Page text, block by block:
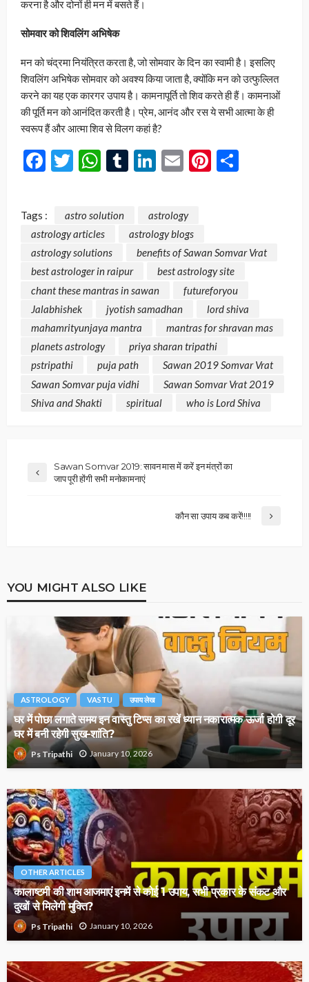
करना है और दोनों ही मन में बसते हैं।
सोमवार को शिवलिंग अभिषेक
मन को चंद्रमा नियंत्रित करता है, जो सोमवार के दिन का स्वामी है। इसलिए
शिवलिंग अभिषेक सोमवार को अवश्य किया जाता है, क्योंकि मन को उत्फुल्लित
करने का यह एक कारगर उपाय है। कामनापूर्ति तो शिव करते ही हैं। कामनाओं
की पूर्ति मन को आनंदित करती है। प्रेम, आनंद और रस ये सभी आत्मा के ही
स्वरूप हैं और आत्मा शिव से विलग कहां है?
Facebook
Twitter
WhatsApp
Tumblr
LinkedIn
EmailPinterest
Tags : astro solution
astrology
astrology articles
astrology blogs
astrology solutions
benefits of Sawan Somvar Vrat
best astrologer in raipur
best astrology site
chant these mantras in sawan
futureforyou
Jalabhishek
jyotish samadhan
lord shiva
mahamrityunjaya mantra
mantras for shravan mas
planets astrology
priya sharan tripathi
pstripathi
puja path
Sawan 2019 Somvar Vrat
Sawan Somvar puja vidhi
Sawan Somvar Vrat 2019
Shiva and Shakti
spiritual who is Lord Shiva
Sawan Somvar 2019: सावन मास में करें इन मंत्रों का
जाप पूरी होंगी सभी मनोकामनाएं
कौन सा उपाय कब करें!!!!!
YOU MIGHT ALSO LIKE
ASTROLOGY VASTU उपाय लेख
घर में पोछा लगाते समय इन वास्तु टिप्स का रखें ध्यान नकारात्मक ऊर्जा होगी दूर
घर में बनी रहेगी सुख-शांति?
Ps Tripathi January 10, 2026
OTHER ARTICLES
कालाष्टमी की शाम आजमाएं इनमें से कोई 1 उपाय, सभी प्रकार के संकट और
दुखों से मिलेगी मुक्ति?
Ps Tripathi January 10, 2026